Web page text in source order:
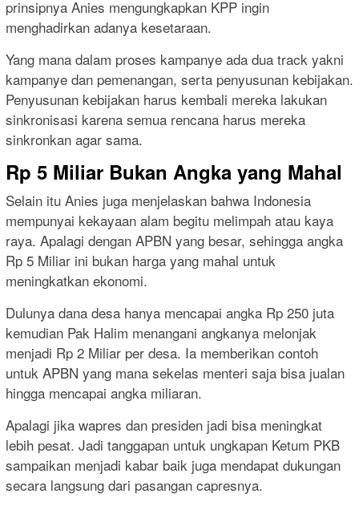
prinsipnya Anies mengungkapkan KPP ingin
menghadirkan adanya kesetaraan.
Yang mana dalam proses kampanye ada dua track yakni
kampanye dan pemenangan, serta penyusunan kebijakan.
Penyusunan kebijakan harus kembali mereka lakukan
sinkronisasi karena semua rencana harus mereka
sinkronkan agar sama.
Rp 5 Miliar Bukan Angka yang Mahal
Selain itu Anies juga menjelaskan bahwa Indonesia
mempunyai kekayaan alam begitu melimpah atau kaya
raya. Apalagi dengan APBN yang besar, sehingga angka
Rp 5 Miliar ini bukan harga yang mahal untuk
meningkatkan ekonomi.
Dulunya dana desa hanya mencapai angka Rp 250 juta
kemudian Pak Halim menangani angkanya melonjak
menjadi Rp 2 Miliar per desa. Ia memberikan contoh
untuk APBN yang mana sekelas menteri saja bisa jualan
hingga mencapai angka miliaran.
Apalagi jika wapres dan presiden jadi bisa meningkat
lebih pesat. Jadi tanggapan untuk ungkapan Ketum PKB
sampaikan menjadi kabar baik juga mendapat dukungan
secara langsung dari pasangan capresnya.